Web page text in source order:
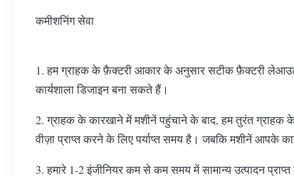
कमीशनिंग सेवा
1. हम ग्राहक के फ़ैक्टरी आकार के अनुसार सटीक फ़ैक्टरी लेआउट
कार्यशाला डिजाइन बना सकते हैं।
2. ग्राहक के कारखाने में मशीनें पहुंचाने के बाद, हम तुरंत
वीज़ा प्राप्त करने के लिए पर्याप्त समय है। जबकि मशीनें आपके
3. हमारे 1-2 इंजीनियर कम से कम समय में सामान्य उत्पादन